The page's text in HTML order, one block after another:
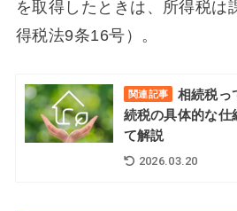
を取得したときは、所得税は
得税法9条16号）。
関連記事
相続税っ
続税の具体的な仕
て解説
2026.03.20